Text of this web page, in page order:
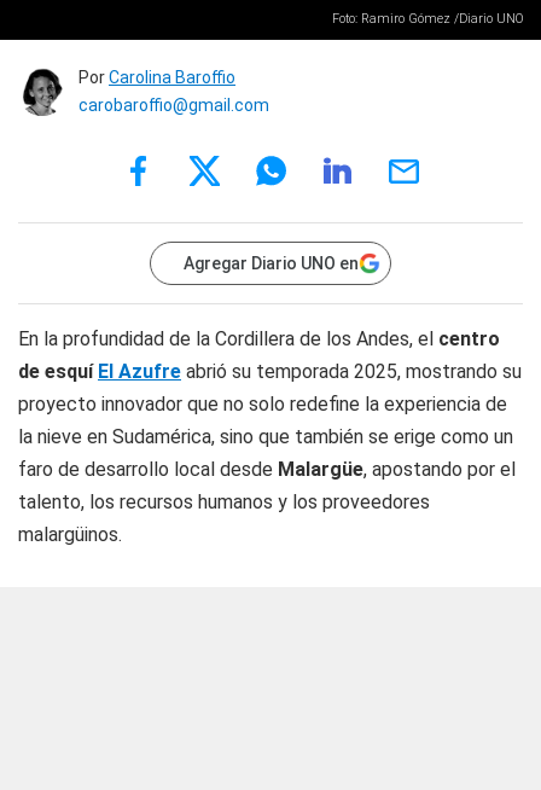
Foto: Ramiro Gómez /Diario UNO
PorCarolina Baroffio
carobaroffio@gmail.com
Agregar Diario UNO en
En la profundidad de la Cordillera de los Andes, el centro
de esquí El Azufre abrió su temporada 2025, mostrando su
proyecto innovador que no solo redefine la experiencia de
la nieve en Sudamérica, sino que también se erige como un
faro de desarrollo local desde Malargüe, apostando por el
talento, los recursos humanos y los proveedores
malargüinos.